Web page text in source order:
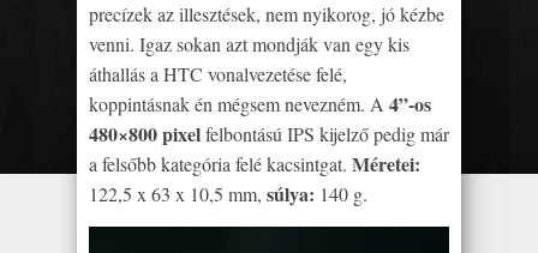
precízek az illesztések, nem nyikorog, jó kézbe
venni. Igaz sokan azt mondják van egy kis
áthallás a HTC vonalvezetése felé,
koppintásnak én mégsem nevezném. A 4”-os
480×800 pixelfelbontású IPS kijelző pedig már
a felsőbb kategória felé kacsintgat. Méretei:
122,5 x 63 x 10,5 mm, súlya: 140 g.